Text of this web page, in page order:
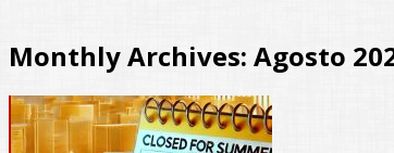
Monthly Archives: Agosto